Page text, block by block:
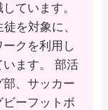
ています。
を対象に、
クを利用し
ます。 部活
、サッカー
ーフットボ